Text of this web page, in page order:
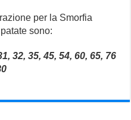
per la Smorfia
sono:
32, 35, 45, 54, 60, 65, 76